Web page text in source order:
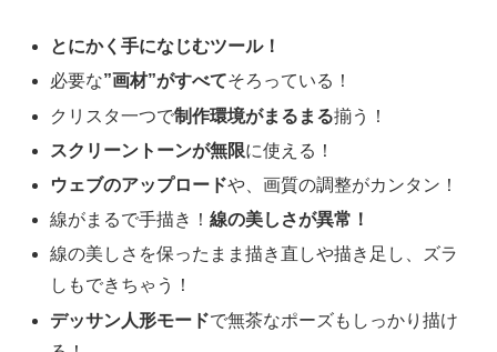
とにかく手になじむツール！
必要な”画材”がすべてそろっている！
クリスタ一つで制作環境がまるまる揃う！
スクリーントーンが無限に使える！
ウェブのアップロードや、画質の調整がカンタン！
線がまるで手描き！線の美しさが異常！
線の美しさを保ったまま描き直しや描き足し、ズラ
しもできちゃう！
デッサン人形モードで無茶なポーズもしっかり描け